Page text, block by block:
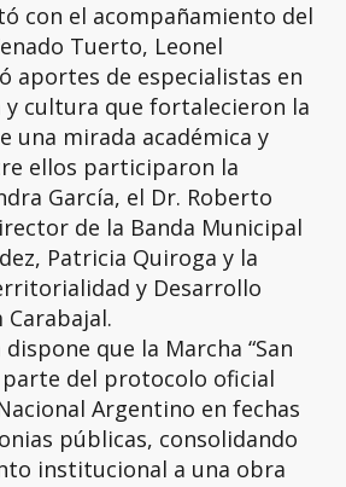
con el acompañamiento del
Tuerto, Leonel
aportes de especialistas en
y cultura que fortalecieron la
una mirada académica y
ellos participaron la
García, el Dr. Roberto
de la Banda Municipal
Patricia Quiroga y la
y Desarrollo
que la Marcha “San
parte del protocolo oficial
Argentino en fechas
públicas, consolidando
institucional a una obra